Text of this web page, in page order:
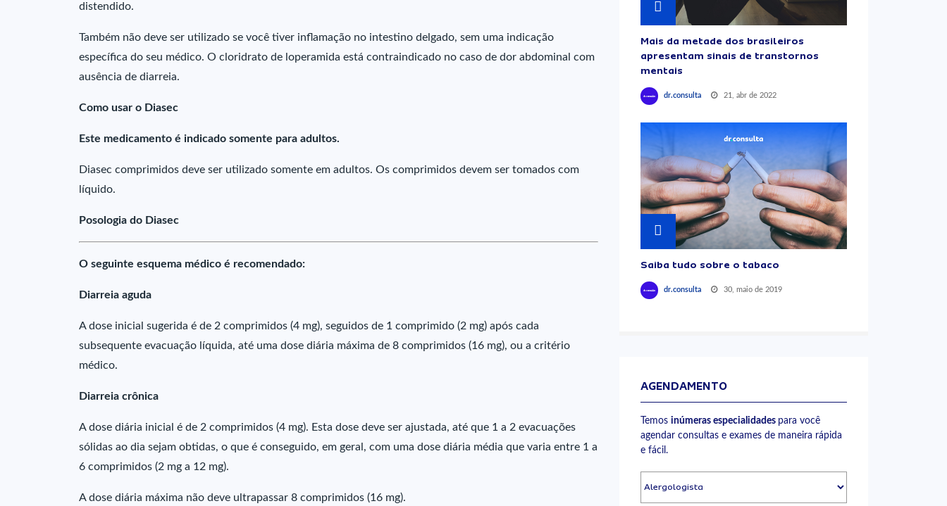
distendido.
Também não deve ser utilizado se você tiver inflamação no intestino delgado, sem uma indicação
específica do seu médico. O cloridrato de loperamida está contraindicado no caso de dor abdominal com
ausência de diarreia.
Como usar o Diasec
Este medicamento é indicado somente para adultos.
Diasec comprimidos deve ser utilizado somente em adultos. Os comprimidos devem ser tomados com
líquido.
Posologia do Diasec
O seguinte esquema médico é recomendado:
Diarreia aguda
A dose inicial sugerida é de 2 comprimidos (4 mg), seguidos de 1 comprimido (2 mg) após cada
subsequente evacuação líquida, até uma dose diária máxima de 8 comprimidos (16 mg), ou a critério
médico.
Diarreia crônica
A dose diária inicial é de 2 comprimidos (4 mg). Esta dose deve ser ajustada, até que 1 a 2 evacuações
sólidas ao dia sejam obtidas, o que é conseguido, em geral, com uma dose diária média que varia entre 1 a
6 comprimidos (2 mg a 12 mg).
A dose diária máxima não deve ultrapassar 8 comprimidos (16 mg).
Mais da metade dos brasileiros
apresentam sinais de transtornos
mentais
dr.consulta 21, abr de 2022
Saiba tudo sobre o tabaco
dr.consulta 30, maio de 2019
AGENDAMENTO
Temos inúmeras especialidades para você
agendar consultas e exames de maneira rápida
e fácil.